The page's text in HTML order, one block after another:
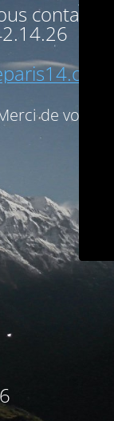
contacter
de votre